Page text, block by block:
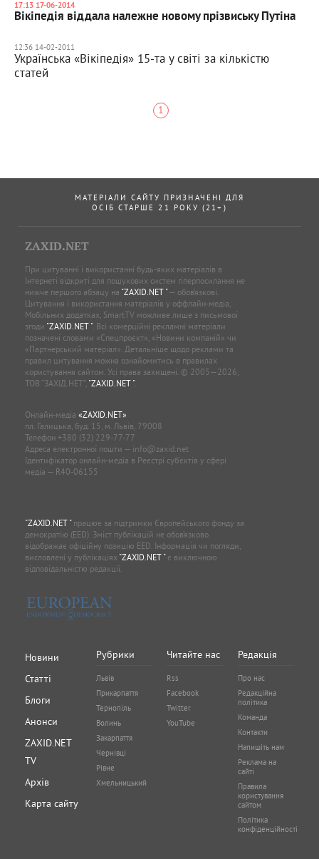
17:13 17-06-2014
Вікіпедія віддала належне новому прізвиську Путіна
12:36 14-02-2011
Українська «Вікіпедія» 15-та у світі за кількістю
статей
1
МАТЕРІАЛИ САЙТУ ПРИЗНАЧЕНІ ДЛЯ
ОСІБ СТАРШЕ 21 РОКУ (21+)
ZAXID.NET
При цитуванні і використанні будь-яких матеріалів в
Інтернеті відкриті для пошукових систем гіперпосилання не
нижче першого абзацу на "ZAXID.NET "— обов’язкові.
Цитування і використання матеріалів у оффлайн-медіа,
Мобільних додатках, SmartTV можливе лише з письмової
згоди "ZAXID.NET ". Всі комерційні рекламні матеріали
позначені словами «Спецпроєкт», «Новини компаній» чи
«Партнерський матеріал». Детальніше щодо реклами та
правил цитування можна ознайомитись в правилах
користування сайтом. Усі права захищені. © 2005—2026,
ТОВ “ЗАХІД.НЕТ”, "ZAXID.NET ".
Онлайн-медіа «ZAXID.NET»
пл. Галицька, буд. 15, м. Львів, 79008
Телефон +380 (32) 229-77-77
Адреса електронної пошти — info@zaxid.net
Ідентифікатор онлайн-медіа в Реєстрі суб'єктів у сфері
медіа — R40-06155
"ZAXID.NET "працює за підтримки Європейського фонду за
демократію (EED). Зміст публікацій не обов’язково
відображає офіційну позицію EED. Інформація чи погляди,
висловлені у публікаціях "ZAXID.NET "є виключною
відповідальністю редакції.
Новини
Статті
Блоги
Анонси
ZAXID.NET
TV
Архів
Карта сайту
Рубрики
Львів
Прикарпаття
Тернопіль
Волинь
Закарпаття
Чернівці
Рівне
Хмельницький
Читайте нас
Rss
Facebook
Twitter
YouTube
Редакція
Про нас
Редакційна
політика
Команда
Контакти
Напишіть нам
Реклама на
сайті
Правила
користування
сайтом
Політика
конфіденційності